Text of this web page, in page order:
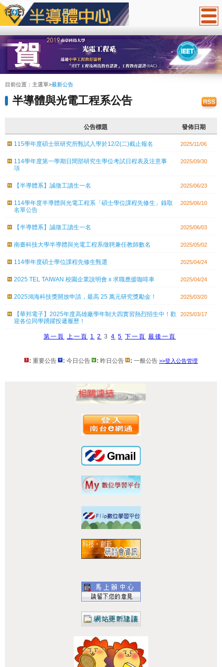
:::
目前位置： 主選單>最新公告
半導體與光電工程系公告
公告標題 發佈日期
115學年度碩士班研究所甄試入學於12/2(二)截止報名 2025/11/06
114學年度第一學期日間部研究生學位考試日程表及注意事
項
2025/09/30
【半導體系】誠徵工讀生一名 2025/06/23
114學年度半導體與光電工程系「碩士學位課程先修生」錄取
名單公告
2025/06/10
【半導體系】誠徵工讀生一名 2025/06/03
南臺科技⼤學半導體與光電⼯程系徵聘兼任教師數名 2025/05/02
114學年度碩士學位課程先修生甄選 2025/04/24
2025 TEL TAIWAN 校園企業說明會 x 求職應援咖啡車 2025/04/24
2025鴻海科技獎開放申請，最高 25 萬元研究獎勵金！ 2025/03/20
【華邦電子】2025年度高雄廠學年制大四實習熱烈招生中！歡
迎各位同學踴躍投遞履歷！
2025/03/17
第一頁 上一頁 1 2 3 4 5 下一頁 最後一頁
: 重要公告 : 今日公告 : 昨日公告 : 一般公告 >>登入公告管理